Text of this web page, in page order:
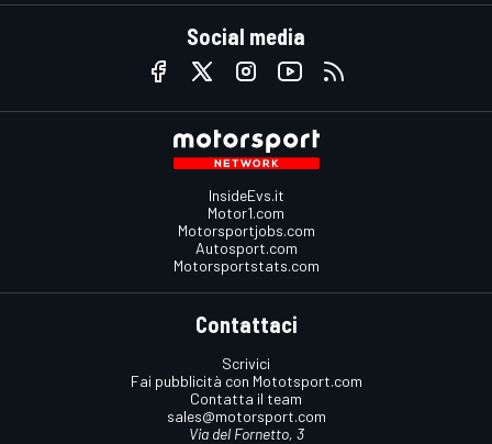
Social media
InsideEvs.it
Motor1.com
Motorsportjobs.com
Autosport.com
Motorsportstats.com
Contattaci
Scrivici
Fai pubblicità con Mototsport.com
Contatta il team
sales@motorsport.com
Via del Fornetto, 3